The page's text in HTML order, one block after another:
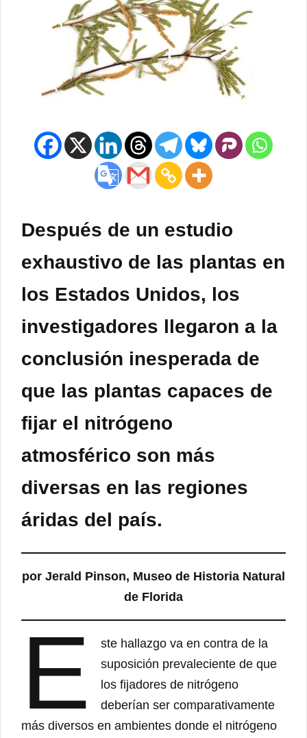
Después de un estudio
exhaustivo de las plantas en
los Estados Unidos, los
investigadores llegaron a la
conclusión inesperada de
que las plantas capaces de
fijar el nitrógeno
atmosférico son más
diversas en las regiones
áridas del país.
por Jerald Pinson, Museo de Historia Natural
de Florida
E
ste hallazgo va en contra de la
suposición prevaleciente de que
los fijadores de nitrógeno
deberían ser comparativamente
más diversos en ambientes donde el nitrógeno